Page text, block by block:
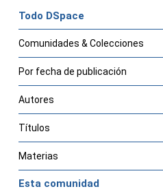
Todo DSpace
Comunidades & Colecciones
Por fecha de publicación
Autores
Títulos
Materias
Esta comunidad